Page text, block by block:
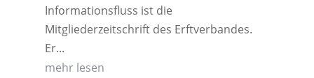
Informationsfluss ist die
Mitgliederzeitschrift des Erftverbandes.
Er...
mehr lesen